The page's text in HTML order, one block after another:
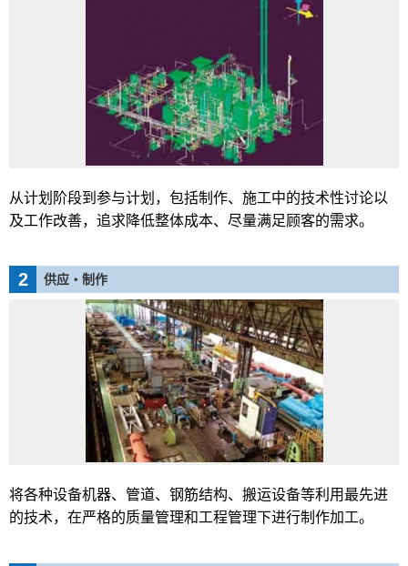
从计划阶段到参与计划，包括制作、施工中的技术性讨论以
及工作改善，追求降低整体成本、尽量满足顾客的需求。
2 供应・制作
将各种设备机器、管道、钢筋结构、搬运设备等利用最先进
的技术，在严格的质量管理和工程管理下进行制作加工。